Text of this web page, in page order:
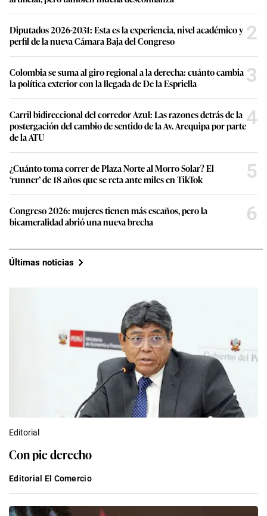
Diputados 2026-2031: Esta es la experiencia, nivel académico y
perfil de la nueva Cámara Baja del Congreso
2
Colombia se suma al giro regional a la derecha: cuánto cambia
la política exterior con la llegada de De la Espriella
3
Carril bidireccional del corredor Azul: Las razones detrás de la
postergación del cambio de sentido de la Av. Arequipa por parte
de la ATU
4
¿Cuánto toma correr de Plaza Norte al Morro Solar? El
‘runner’ de 18 años que se reta ante miles en TikTok
5
Congreso 2026: mujeres tienen más escaños, pero la
bicameralidad abrió una nueva brecha
6
Últimas noticias
Editorial
Con pie derecho
Editorial El Comercio